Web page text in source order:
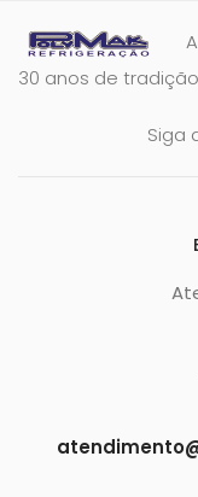
30 anos de
Siga